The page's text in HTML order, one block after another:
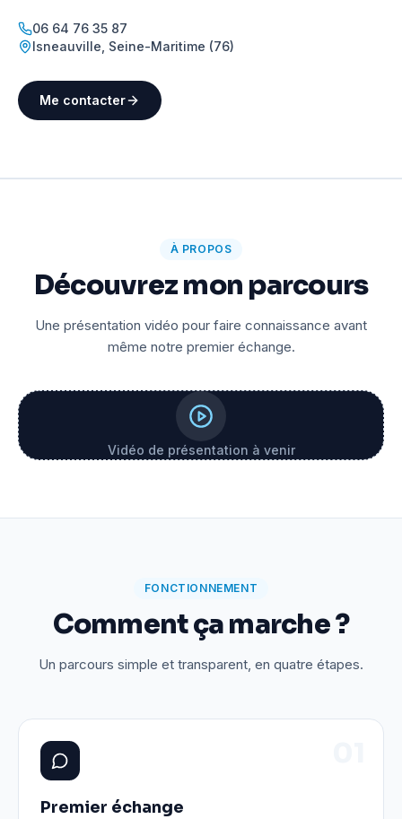
06 64 76 35 87
Isneauville Seine-Maritime (76)
Me contacter
À PROPOS
Découvrez mon parcours
Une présentation vidéo pour faire connaissance avant
même notre premier échange.
Vidéo de présentation à venir
FONCTIONNEMENT
Comment ça marche ?
Un parcours simple et transparent, en quatre étapes.
Premier échange